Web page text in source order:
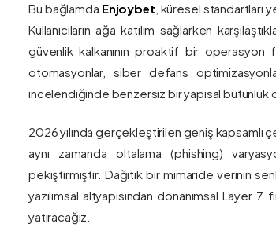
Bu bağlamda Enjoybet , küresel standartları
Kullanıcıların ağa katılım sağlarken
güvenlik kalkanının proaktif bir operasyon
otomasyonlar, siber defans
incelendiğinde benzersiz bir yapısal bütünlük
2026 yılında gerçekleştirilen geniş
aynı zamanda oltalama (phishing)
pekiştirmiştir. Dağıtık bir mimaride verinin
yazılımsal altyapısından donanımsal
yatıracağız.